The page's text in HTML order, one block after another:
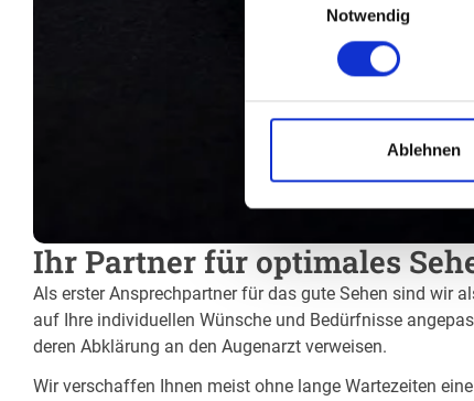
Notwendig
Ablehnen
Ihr Partner für optimales
Als erster Ansprechpartner für das gute Sehen sind wir
auf Ihre individuellen Wünsche und Bedürfnisse
deren Abklärung an den Augenarzt verweisen.
Wir verschaffen Ihnen meist ohne lange Wartezeiten